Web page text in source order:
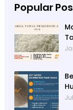
Popular